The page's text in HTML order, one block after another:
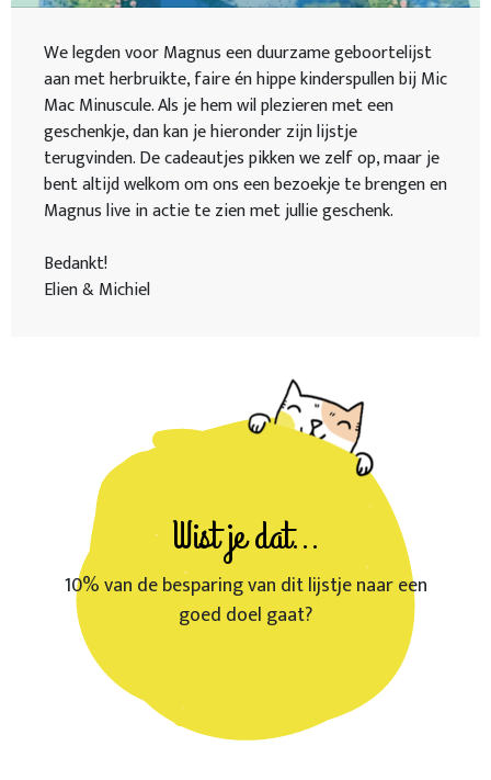
We legden voor Magnus een duurzame geboortelijst
aan met herbruikte, faire én hippe kinderspullen bij Mic
Mac Minuscule. Als je hem wil plezieren met een
geschenkje, dan kan je hieronder zijn lijstje
terugvinden. De cadeautjes pikken we zelf op, maar je
bent altijd welkom om ons een bezoekje te brengen en
Magnus live in actie te zien met jullie geschenk.
Bedankt!
Elien & Michiel
Wist je dat...
10% van de besparing van dit lijstje naar een
goed doel gaat?